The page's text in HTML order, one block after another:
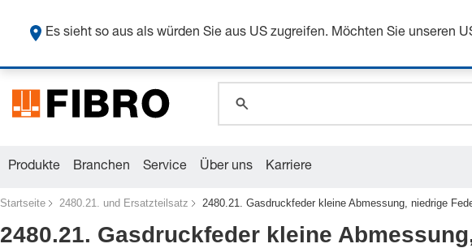
Sichern Sie sich bis
global.search.placeholder.category
Produkte Branchen Service Über uns Karriere
Startseite 2480.21. und Ersatzteilsatz 2480.21. Gasdruckfeder kleine Abmessung, niedrige
2480.21. Gasdruckfeder kleine
Es sieht so aus als würden Sie aus US zugreifen. Möchten Sie unseren